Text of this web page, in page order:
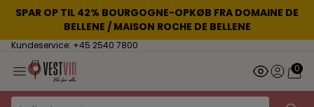
SPAR OP TIL 42% BOURGOGNE-OPKØB FRA DOMAINE DE
BELLENE / MAISON ROCHE DE BELLENE
Kundeservice: +45 2540 7800
0